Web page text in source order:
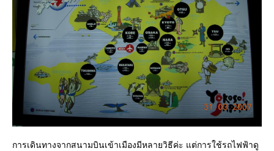
การเดินทางจากสนามบินเข้าเมืองมีหลายวิธีค่ะ แต่การใช้รถไฟฟ้าดู